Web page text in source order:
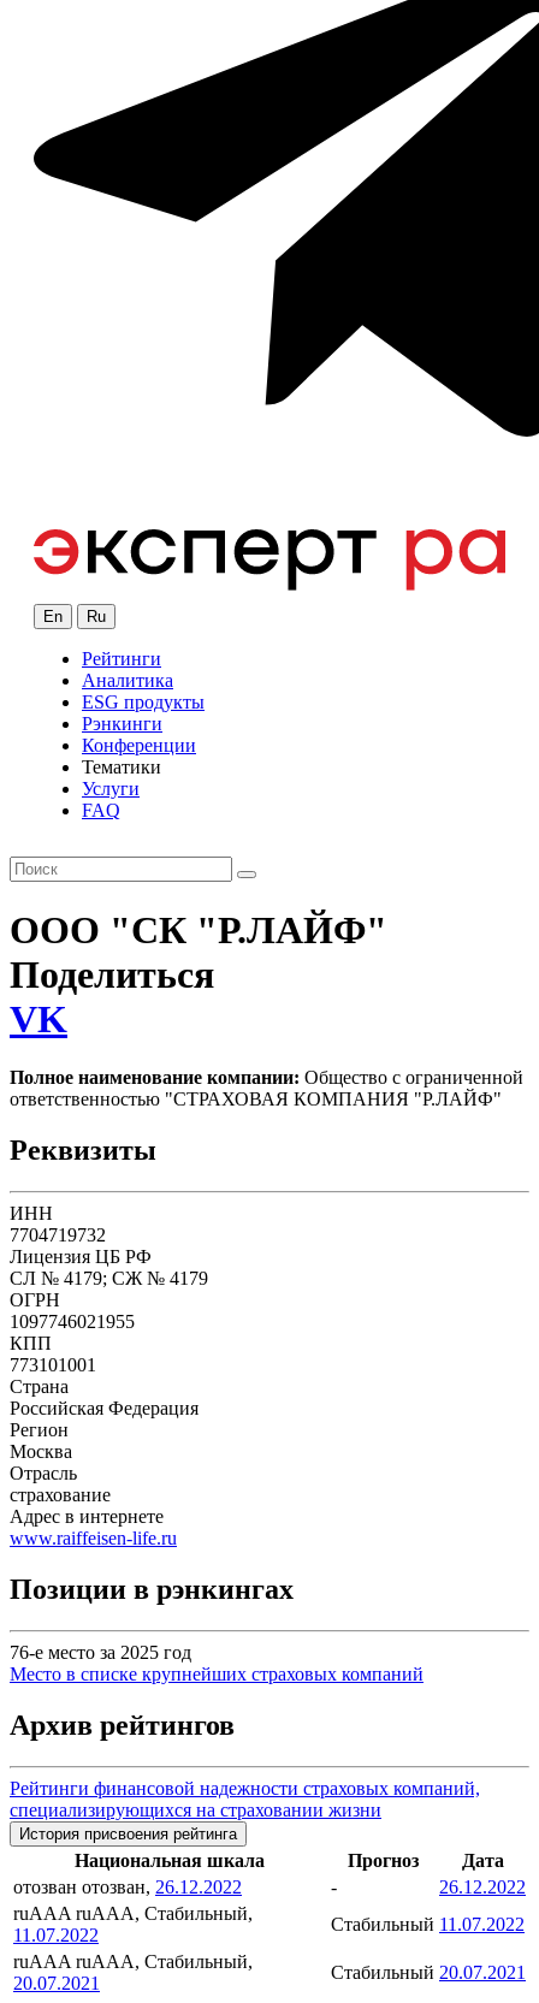
En Ru
Рейтинги
Аналитика
ESG продукты
Рэнкинги
Конференции
Тематики
Услуги
FAQ
ООО "СК "Р.ЛАЙФ"
Поделиться
VK
Полное наименование компании: Общество с ограниченной
ответственностью "СТРАХОВАЯ КОМПАНИЯ "Р.ЛАЙФ"
Реквизиты
ИНН
7704719732
Лицензия ЦБ РФ
СЛ № 4179; СЖ № 4179
ОГРН
1097746021955
КПП
773101001
Страна
Российская Федерация
Регион
Москва
Отрасль
страхование
Адрес в интернете
www.raiffeisen-life.ru
Позиции в рэнкингах
76-е место за 2025 год
Место в списке крупнейших страховых компаний
Архив рейтингов
Рейтинги финансовой надежности страховых компаний,
специализирующихся на страховании жизни
История присвоения рейтинга
Национальная шкала Прогноз
Дата
отозван отозван, 26.12.2022 -
26.12.2022
ruAAA ruAAA, Стабильный,
11.07.2022
Стабильный 11.07.2022
ruAAA ruAAA, Стабильный,
20.07.2021
Стабильный 20.07.2021